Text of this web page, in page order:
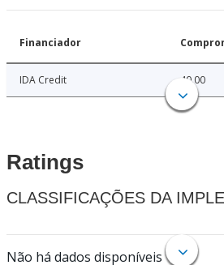
Financiador
IDA Credit 40.00
Ratings
CLASSIFICAÇÕES DA
Não há dados disponíveis